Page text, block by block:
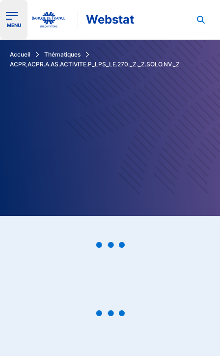
Ouvrir le menu de navigation
MENU Webstat
Accueil
Thématiques
ACPR,ACPR.A.AS.ACTIVITE.P_LPS_LE.270._Z._Z.SOLO.NV._Z